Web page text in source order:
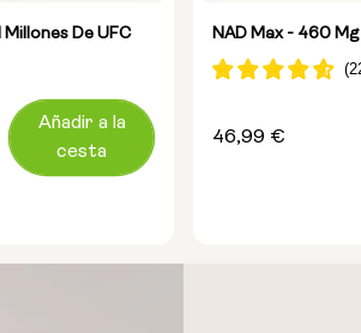
De UFC
Añadir a la
cesta
NAD Max - 460
Precio
46,99 €